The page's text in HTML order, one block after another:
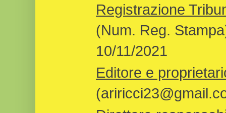
Registrazione
(Num. Reg.
10/11/2021
Editore e